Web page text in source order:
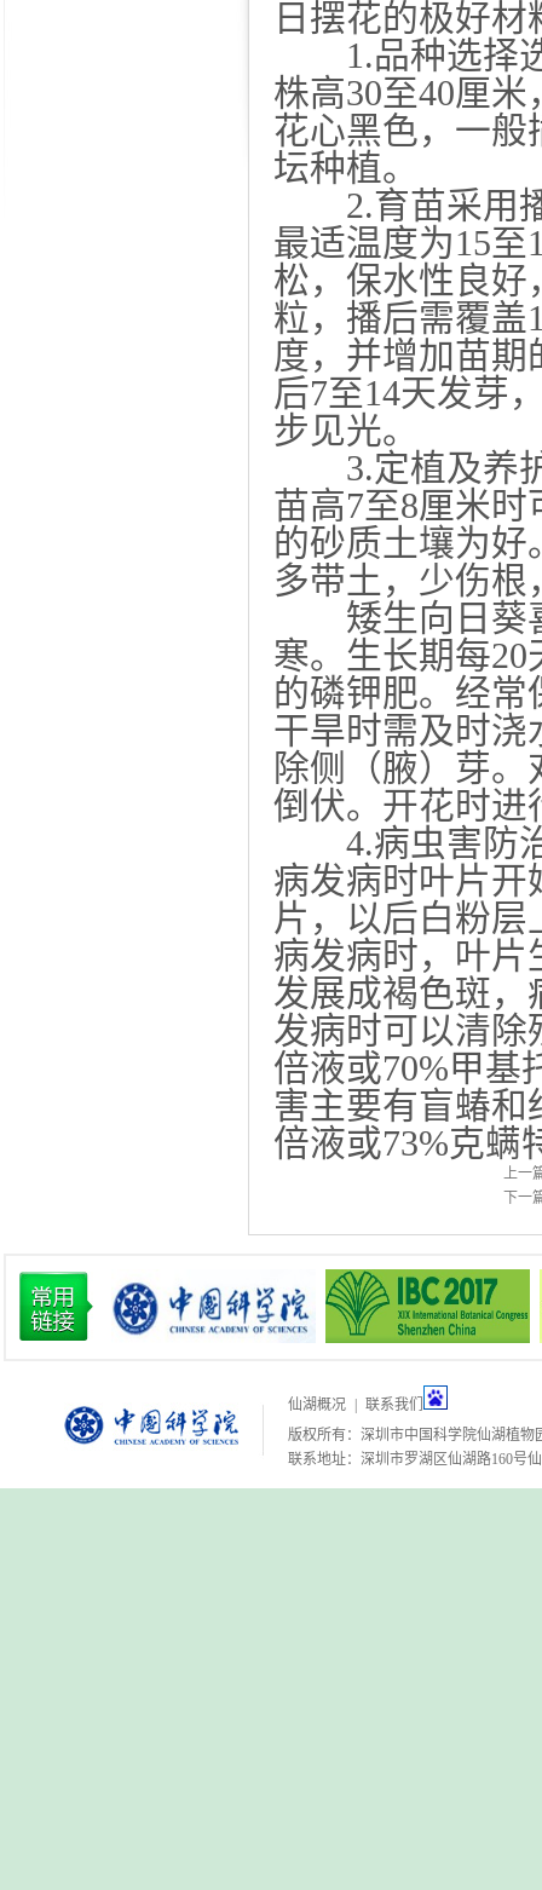
日摆花的极好材
1.品种选择选
株高30至40厘
花心黑色，一般
坛种植。
2.育苗采用播
最适温度为15
松，保水性良好
粒，播后需覆盖
度，并增加苗
后7至14天发芽
步见光。
3.定植及养护
苗高7至8厘米
的砂质土壤为
多带土，少伤
矮生向日葵喜
寒。生长期每
的磷钾肥。经
干旱时需及时浇
除侧（腋）芽
倒伏。开花时进
4.病虫害防治
病发病时叶片开
片，以后白粉
病发病时，叶片
发展成褐色斑，
发病时可以清除
倍液或70%甲基
害主要有盲蝽和
倍液或73%克螨
上一
下一
仙湖概况
联系我们
版权所有：深圳市中国科学院仙湖植物
联系地址：深圳市罗湖区仙湖路160号仙